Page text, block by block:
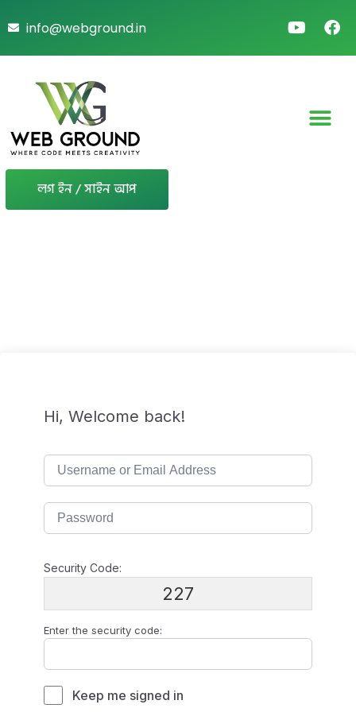
info@webground.in
লগ ইন / সাইন আপ
Hi, Welcome back!
Security Code:
227
Enter the security code:
Keep me signed in